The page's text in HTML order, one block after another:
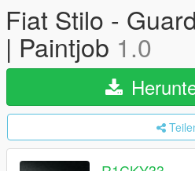
Fiat Stilo -
| Paintjob 1.0